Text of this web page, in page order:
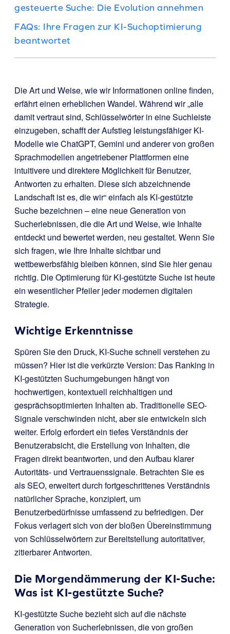
gesteuerte Suche: Die Evolution annehmen
FAQs: Ihre Fragen zur KI-Suchoptimierung
beantwortet
Die Art und Weise, wie wir Informationen online finden,
erfährt einen erheblichen Wandel. Während wir „alle
damit vertraut sind, Schlüsselwörter in eine Suchleiste
einzugeben, schafft der Aufstieg leistungsfähiger KI-
Modelle wie ChatGPT, Gemini und anderer von großen
Sprachmodellen angetriebener Plattformen eine
intuitivere und direktere Möglichkeit für Benutzer,
Antworten zu erhalten. Diese sich abzeichnende
Landschaft ist es, die wir“ einfach als KI-gestützte
Suche bezeichnen – eine neue Generation von
Sucherlebnissen, die die Art und Weise, wie Inhalte
entdeckt und bewertet werden, neu gestaltet. Wenn Sie
sich fragen, wie Ihre Inhalte sichtbar und
wettbewerbsfähig bleiben können, sind Sie hier genau
richtig. Die Optimierung für KI-gestützte Suche ist heute
ein wesentlicher Pfeiler jeder modernen digitalen
Strategie.
Wichtige Erkenntnisse
Spüren Sie den Druck, KI-Suche schnell verstehen zu
müssen? Hier ist die verkürzte Version: Das Ranking in
KI-gestützten Suchumgebungen hängt von
hochwertigen, kontextuell reichhaltigen und
gesprächsoptimierten Inhalten ab. Traditionelle SEO-
Signale verschwinden nicht, aber sie entwickeln sich
weiter. Erfolg erfordert ein tiefes Verständnis der
Benutzerabsicht, die Erstellung von Inhalten, die
Fragen direkt beantworten, und den Aufbau klarer
Autoritäts- und Vertrauenssignale. Betrachten Sie es
als SEO, erweitert durch fortgeschrittenes Verständnis
natürlicher Sprache, konzipiert, um
Benutzerbedürfnisse umfassend zu befriedigen. Der
Fokus verlagert sich von der bloßen Übereinstimmung
von Schlüsselwörtern zur Bereitstellung autoritativer,
zitierbarer Antworten.
Die Morgendämmerung der KI-Suche:
Was ist KI-gestützte Suche?
KI-gestützte Suche bezieht sich auf die nächste
Generation von Sucherlebnissen, die von großen